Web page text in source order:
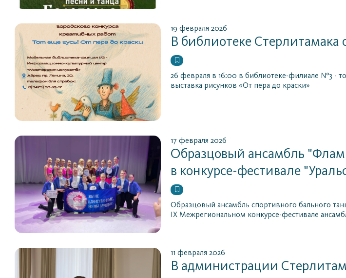
19 февраля 2026
В библиотеке Стерлитамака
26 февраля в 16:00 в библиотеке-филиале №3 -
выставка рисунков «От пера до краски»
17 февраля 2026
Образцовый ансамбль
в конкурсе-фестивале
Образцовый ансамбль спортивного бального
IX Межрегиональном конкурсе-фестивале
11 февраля 2026
В администрации